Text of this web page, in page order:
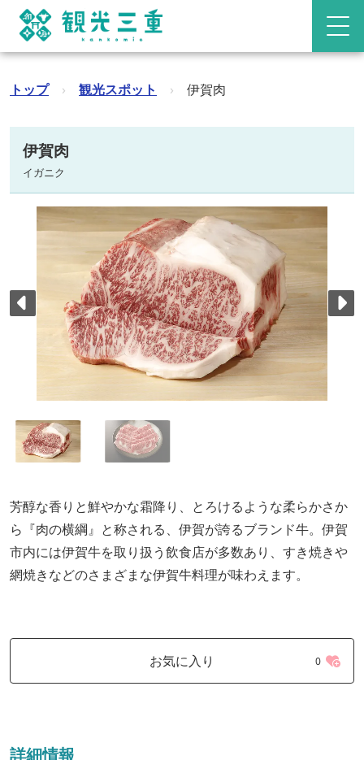
トップ › 観光スポット › 伊賀肉
伊賀肉
イガニク
芳醇な香りと鮮やかな霜降り、とろけるような柔らかさか
ら『肉の横綱』と称される、伊賀が誇るブランド牛。伊賀
市内には伊賀牛を取り扱う飲食店が多数あり、すき焼きや
網焼きなどのさまざまな伊賀牛料理が味わえます。
お気に入り 0
詳細情報